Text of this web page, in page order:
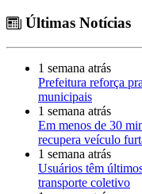
Últimas Notícias
1 semana atrás
Prefeitura reforça
municipais
1 semana atrás
Em menos de 30
recupera veículo
1 semana atrás
Usuários têm
transporte coletivo